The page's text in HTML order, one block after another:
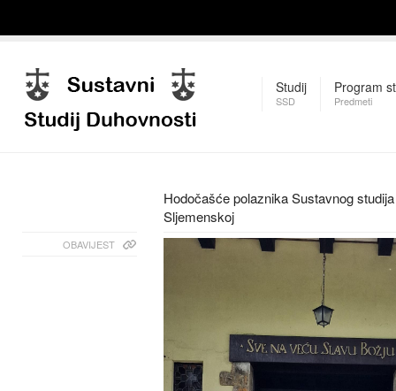
Studij
SSD
Program
Predmeti
Hodočašće polaznika Sustavnog
Sljemenskoj
OBAVIJEST